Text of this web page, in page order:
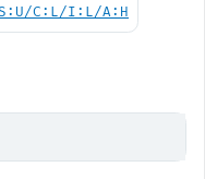
S:U/C:L/I:L/A:H